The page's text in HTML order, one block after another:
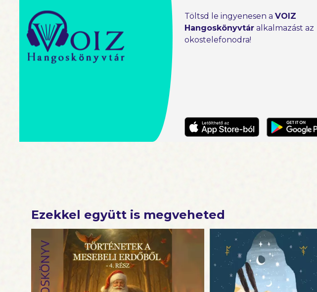
Töltsd le ingyenesen a VOIZ
Hangoskönyvtár alkalmazást az
okostelefonodra!
Ezekkel együtt is megveheted